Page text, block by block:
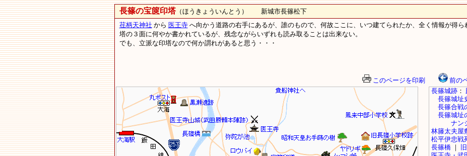
長篠の宝篋印塔（ほうきょういんとう） 新城市長篠松下
荏柄天神社 から 医王寺へ向かう道路の右手にあるが、誰のもので、何故ここに、いつ建てられたか、全く情報が得ら
塔の３面に何やか書かれているが、残念ながらいずれも読み取ることは出来ない。
でも、立派な印塔なので何か謂れがあると思う・・・
このページを印刷 前の